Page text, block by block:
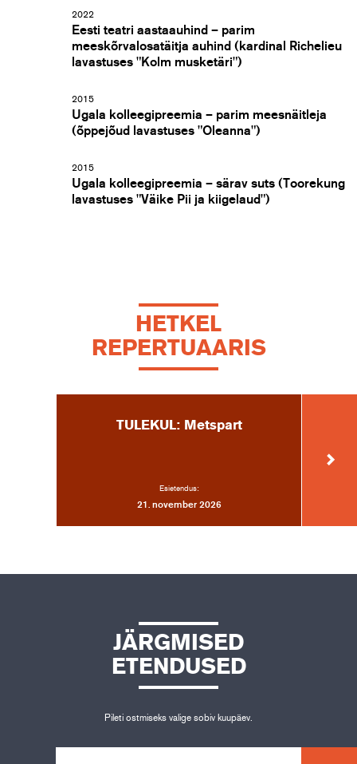
2022
Eesti teatri aastaauhind – parim
meeskõrvalosatäitja auhind (kardinal Richelieu
lavastuses "Kolm musketäri")
2015
Ugala kolleegipreemia – parim meesnäitleja
(õppejõud lavastuses "Oleanna")
2015
Ugala kolleegipreemia – särav suts (Toorekung
lavastuses "Väike Pii ja kiigelaud")
HETKEL
REPERTUAARIS
TULEKUL: Metspart
Esietendus:
21. november 2026
JÄRGMISED
ETENDUSED
Pileti ostmiseks valige sobiv kuupäev.